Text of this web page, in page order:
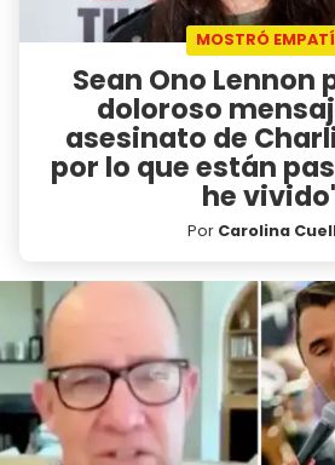
MOSTRÓ
Sean Ono Lennon
doloroso
asesinato de
por lo que están
he
Por Carolina